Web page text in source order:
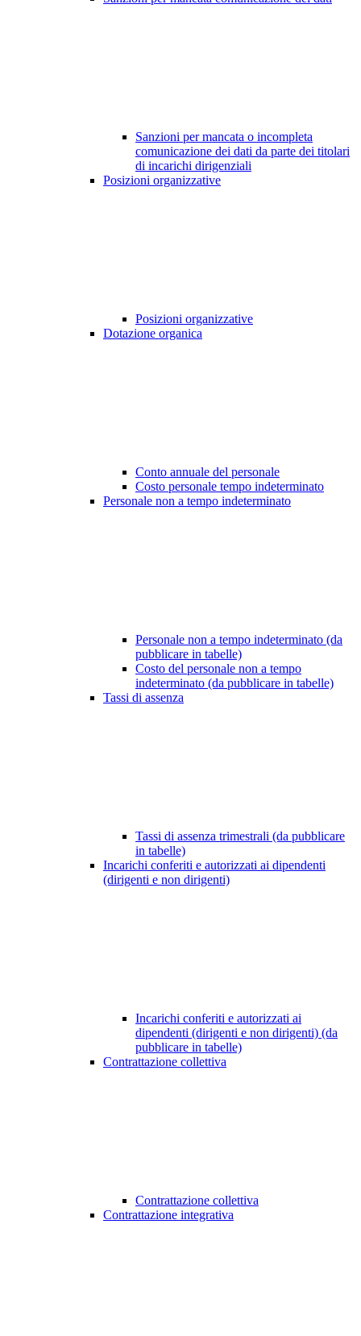
Sanzioni per mancata o incompleta
comunicazione dei dati da parte dei titolari
di incarichi dirigenziali
Posizioni organizzative
Posizioni organizzative
Dotazione organica
Conto annuale del personale
Costo personale tempo indeterminato
Personale non a tempo indeterminato
Personale non a tempo indeterminato (da
pubblicare in tabelle)
Costo del personale non a tempo
indeterminato (da pubblicare in tabelle)
Tassi di assenza
Tassi di assenza trimestrali (da pubblicare
in tabelle)
Incarichi conferiti e autorizzati ai dipendenti
(dirigenti e non dirigenti)
Incarichi conferiti e autorizzati ai
dipendenti (dirigenti e non dirigenti) (da
pubblicare in tabelle)
Contrattazione collettiva
Contrattazione collettiva
Contrattazione integrativa